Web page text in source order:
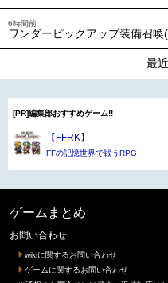
6時間前
ワンダーピックアップ装備召
最
[PR]編集部おすすめゲーム!!
【FFRK】
FFの記憶世界で戦うRPG
ゲームまとめ
お問い合わせ
wikiに関するお問い合わせ
ゲームに関するお問い合わせ